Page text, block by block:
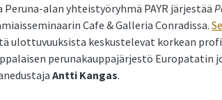
Peruna-alan yhteistyöryhmä PAYR järjestää
Cafe & Galleria Conradissa.
ulottuvuuksista keskustelevat korkean
perunakauppajärjestö Europatatin
Antti Kangas.